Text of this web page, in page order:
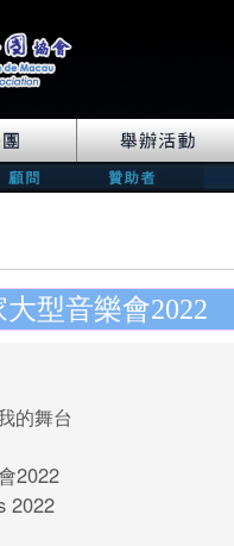
型音樂會2022
的舞台
2022
2022